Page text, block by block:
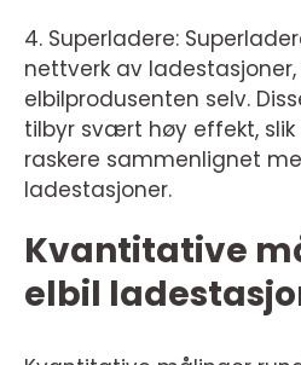
4. Superladere:
nettverk av
elbilprodusenten selv.
tilbyr svært høy effekt,
raskere sammenlignet
ladestasjoner.
Kvantitative
elbil